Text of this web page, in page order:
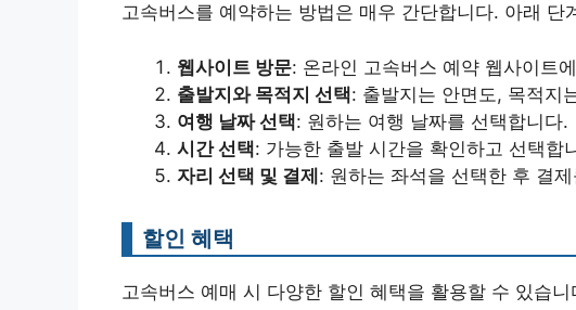
고속버스를 예약하는 방법은 매우 간단합니다. 아래 단
웹사이트 방문: 온라인 고속버스 예약 웹사이트
출발지와 목적지 선택: 출발지는 안면도, 목적지
여행 날짜 선택: 원하는 여행 날짜를 선택합니다.
시간 선택: 가능한 출발 시간을 확인하고 선택합
자리 선택 및 결제: 원하는 좌석을 선택한 후 결
할인 혜택
고속버스 예매 시 다양한 할인 혜택을 활용할 수 있습